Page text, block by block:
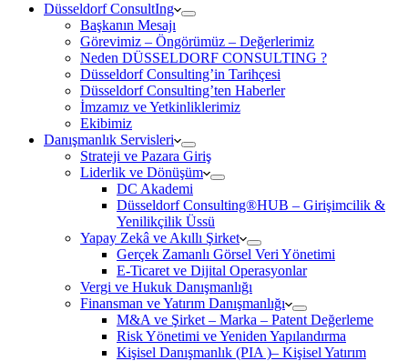
Düsseldorf ConsultIng
Başkanın Mesajı
Görevimiz – Öngörümüz – Değerlerimiz
Neden DÜSSELDORF CONSULTING ?
Düsseldorf Consulting’in Tarihçesi
Düsseldorf Consulting’ten Haberler
İmzamız ve Yetkinliklerimiz
Ekibimiz
Danışmanlık Servisleri
Strateji ve Pazara Giriş
Liderlik ve Dönüşüm
DC Akademi
Düsseldorf Consulting®HUB – Girişimcilik &
Yenilikçilik Üssü
Yapay Zekâ ve Akıllı Şirket
Gerçek Zamanlı Görsel Veri Yönetimi
E-Ticaret ve Dijital Operasyonlar
Vergi ve Hukuk Danışmanlığı
Finansman ve Yatırım Danışmanlığı
M&A ve Şirket – Marka – Patent Değerleme
Risk Yönetimi ve Yeniden Yapılandırma
Kişisel Danışmanlık (PIA )– Kişisel Yatırım